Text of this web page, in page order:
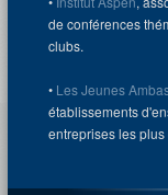
de conférences
clubs.
• Les Jeunes
établissements
entreprises les